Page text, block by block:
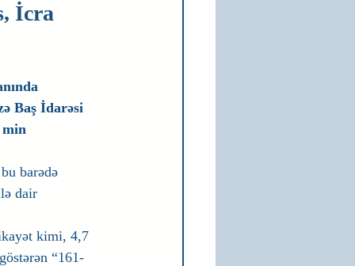
İcra
Baş İdarəsi
min
barədə
dair
kimi, 4,7
“161-